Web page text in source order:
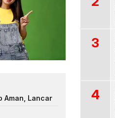
Aman, Lancar
3
4